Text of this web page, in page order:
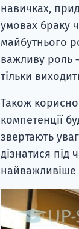
навичках,
умовах браку
майбутнього
важливу роль
тільки
Також корисно
компетенції
звертають
дізнатися під
найважливіше